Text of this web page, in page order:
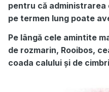
pentru că
pe termen lung poate
Pe lângă cele amintite
de rozmarin, Rooibos,
coada calului și de